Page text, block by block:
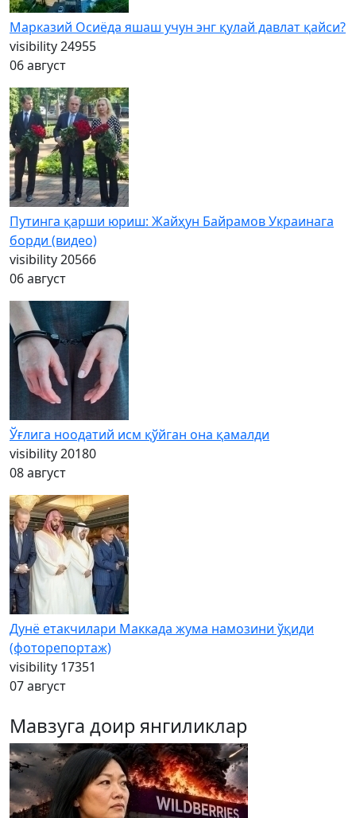
Марказий Осиёда яшаш учун энг қулай давлат қайси?
visibility24955
06 август
Путинга қарши юриш: Жайҳун Байрамов Украинага
борди (видео)
visibility20566
06 август
Ўғлига ноодатий исм қўйган она қамалди
visibility20180
08 август
Дунё етакчилари Маккада жума намозини ўқиди
(фоторепортаж)
visibility 17351
07 август
Мавзуга доир янгиликлар